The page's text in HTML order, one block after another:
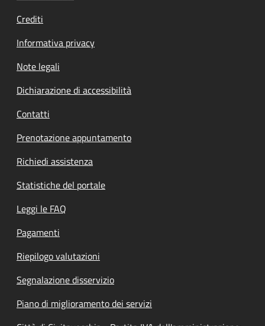
Crediti
Informativa privacy
Note legali
Dichiarazione di accessibilità
Contatti
Prenotazione appuntamento
Richiedi assistenza
Statistiche del portale
Leggi le FAQ
Pagamenti
Riepilogo valutazioni
Segnalazione disservizio
Piano di miglioramento dei servizi